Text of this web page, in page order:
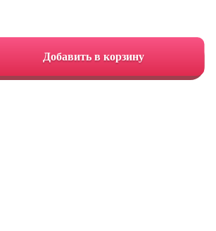
Добавить в корзину